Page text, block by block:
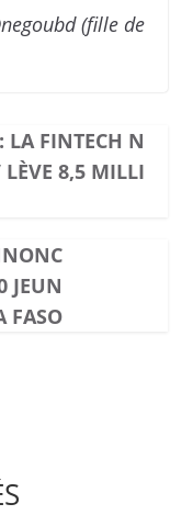
(fille de
LA FINTECH N
LÈVE 8,5 MILLI
JEUN
FASO